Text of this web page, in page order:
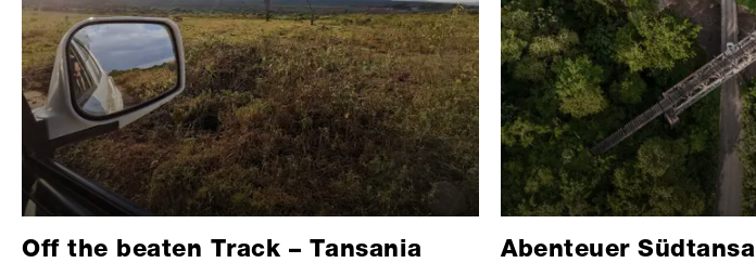
Off the beaten Track – Tansania
Abenteuer